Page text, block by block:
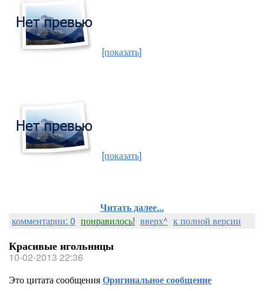
[показать]
[показать]
Читать далее...
комментарии: 0 понравилось! вверх^ к полной версии
Красивые игольницы
10-02-2013 22:36
Это цитата сообщенияОригинальное сообщение